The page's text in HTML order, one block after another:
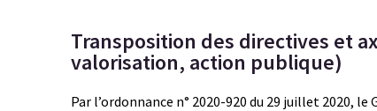
Transposition des directives et
valorisation, action publique)
Par l’ordonnance n° 2020-920 du 29 juillet 2020,